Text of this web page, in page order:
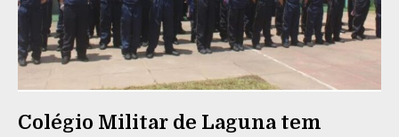
Colégio Militar de Laguna tem